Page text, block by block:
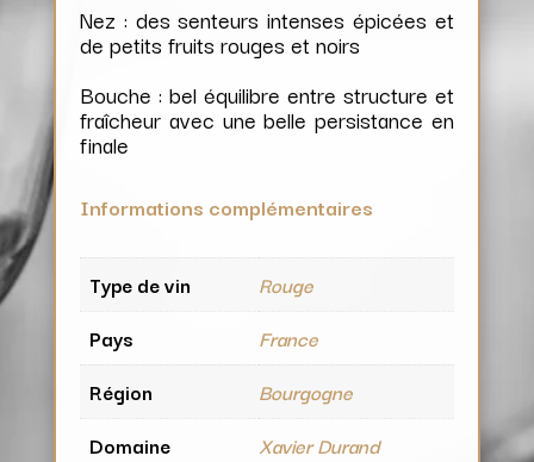
Nez : des senteurs intenses épicées et
de petits fruits rouges et noirs
Bouche : bel équilibre entre structure et
fraîcheur avec une belle persistance en
finale
Informations complémentaires
Type de vin
Rouge
Pays
France
Région
Bourgogne
Domaine
Xavier Durand